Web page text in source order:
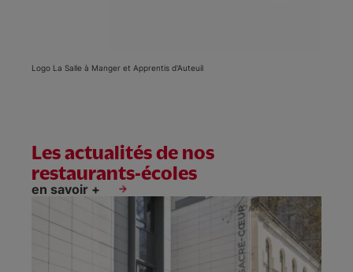
Logo La Salle à Manger et Apprentis d'Auteuil
Les actualités de nos
restaurants-écoles
en savoir +